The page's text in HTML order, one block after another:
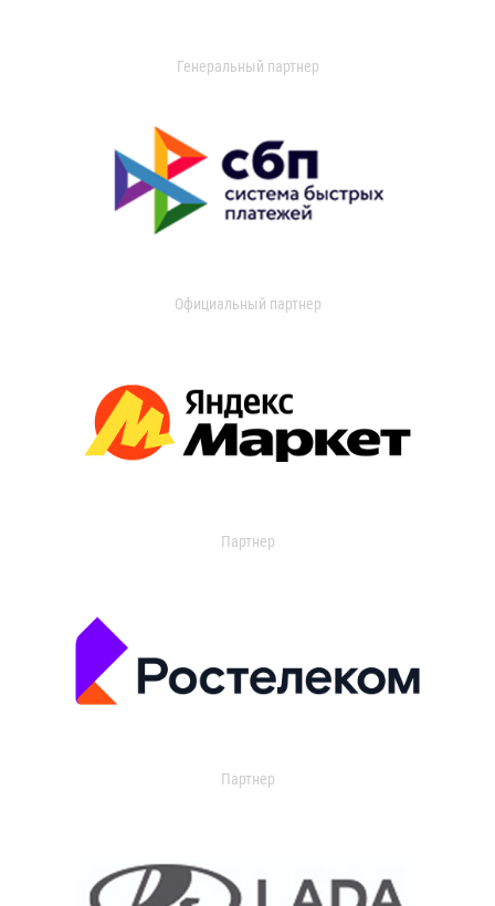
Генеральный партнер
Официальный партнер
Партнер
Партнер